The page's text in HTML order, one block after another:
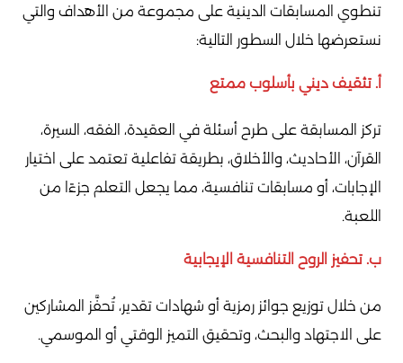
تنطوي المسابقات الدينية على مجموعة من الأهداف والتي
نستعرضها خلال السطور التالية:
أ. تثقيف ديني بأسلوب ممتع
تركز المسابقة على طرح أسئلة في العقيدة، الفقه، السيرة،
القرآن، الأحاديث، والأخلاق، بطريقة تفاعلية تعتمد على اختيار
الإجابات، أو مسابقات تنافسية، مما يجعل التعلم جزءًا من
اللعبة.
ب. تحفيز الروح التنافسية الإيجابية
من خلال توزيع جوائز رمزية أو شهادات تقدير، تُحفَّز المشاركين
على الاجتهاد والبحث، وتحقيق التميز الوقتي أو الموسمي.